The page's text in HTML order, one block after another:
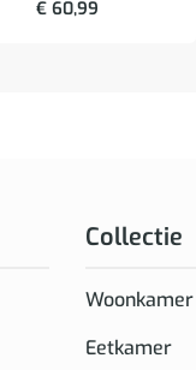
€ 60,99
Collectie
Woonkamer
Eetkamer